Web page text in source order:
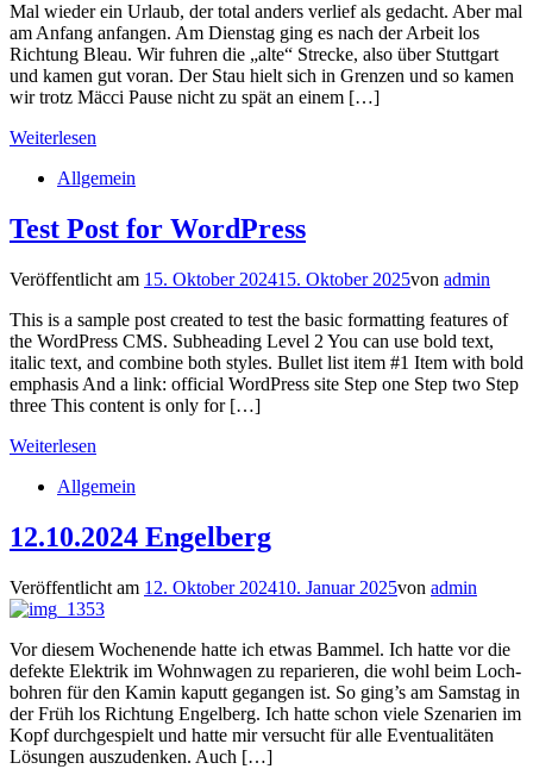
Mal wieder ein Urlaub, der total anders verlief als gedacht. Aber mal
am Anfang anfangen. Am Dienstag ging es nach der Arbeit los
Richtung Bleau. Wir fuhren die „alte“ Strecke, also über Stuttgart
und kamen gut voran. Der Stau hielt sich in Grenzen und so kamen
wir trotz Mäcci Pause nicht zu spät an einem […]
Weiterlesen
Allgemein
Test Post for WordPress
Veröffentlicht am 15. Oktober 202415. Oktober 2025von admin
This is a sample post created to test the basic formatting features of
the WordPress CMS. Subheading Level 2 You can use bold text,
italic text, and combine both styles. Bullet list item #1 Item with bold
emphasis And a link: official WordPress site Step one Step two Step
three This content is only for […]
Weiterlesen
Allgemein
12.10.2024 Engelberg
Veröffentlicht am 12. Oktober 202410. Januar 2025von admin
Vor diesem Wochenende hatte ich etwas Bammel. Ich hatte vor die
defekte Elektrik im Wohnwagen zu reparieren, die wohl beim Loch-
bohren für den Kamin kaputt gegangen ist. So ging’s am Samstag in
der Früh los Richtung Engelberg. Ich hatte schon viele Szenarien im
Kopf durchgespielt und hatte mir versucht für alle Eventualitäten
Lösungen auszudenken. Auch […]